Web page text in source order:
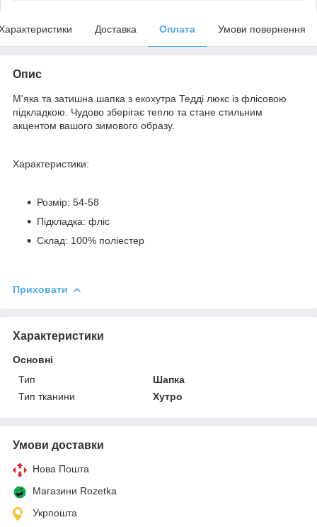
Доставка Оплата Умови повернення
Опис
М'яка та затишна шапка з екохутра Тедді люкс із флісовою
підкладкою. Чудово зберігає тепло та стане стильним
акцентом вашого зимового образу.
Характеристики:
Розмір: 54-58
Підкладка: фліс
Склад: 100% поліестер
Приховати
Характеристики
Основні
Тип
Шапка
Тип тканини
Хутро
Умови доставки
Нова Пошта
Магазини Rozetka
Укрпошта